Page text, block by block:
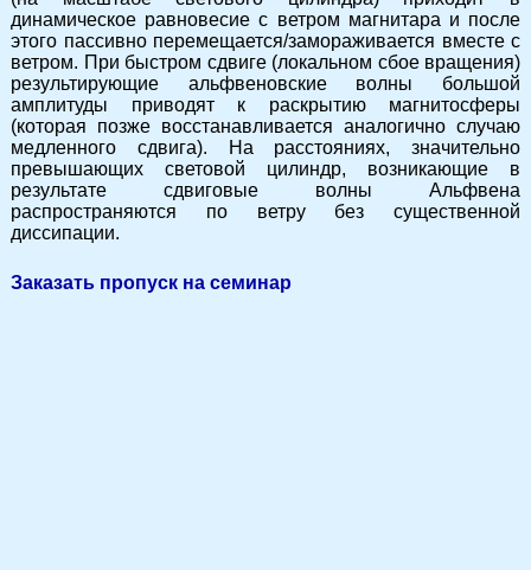
динамическое равновесие с ветром магнитара и после
этого пассивно перемещается/замораживается вместе с
ветром. При быстром сдвиге (локальном сбое вращения)
результирующие альфвеновские волны большой
амплитуды приводят к раскрытию магнитосферы
(которая позже восстанавливается аналогично случаю
медленного сдвига). На расстояниях, значительно
превышающих световой цилиндр, возникающие в
результате сдвиговые волны Альфвена
распространяются по ветру без существенной
диссипации.
Заказать пропуск на семинар